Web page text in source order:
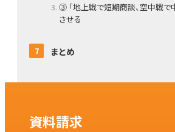
③ 「地上戦で短期商談、空中戦で
させる
まとめ
資料請求